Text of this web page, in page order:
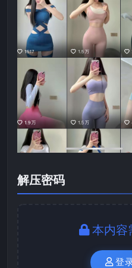
解压密码
本内容
登